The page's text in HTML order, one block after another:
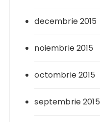
decembrie 2015
noiembrie 2015
octombrie 2015
septembrie 2015